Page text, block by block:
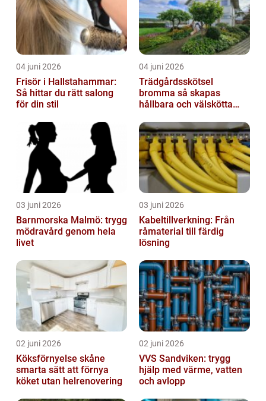
04 juni 2026
Frisör i Hallstahammar:
Så hittar du rätt salong
för din stil
04 juni 2026
Trädgårdsskötsel
bromma så skapas
hållbara och välskötta
03 juni 2026
Barnmorska Malmö: trygg
mödravård genom hela
livet
03 juni 2026
Kabeltillverkning: Från
råmaterial till färdig
lösning
02 juni 2026
Köksförnyelse skåne
smarta sätt att förnya
köket utan helrenovering
02 juni 2026
VVS Sandviken: trygg
hjälp med värme, vatten
och avlopp